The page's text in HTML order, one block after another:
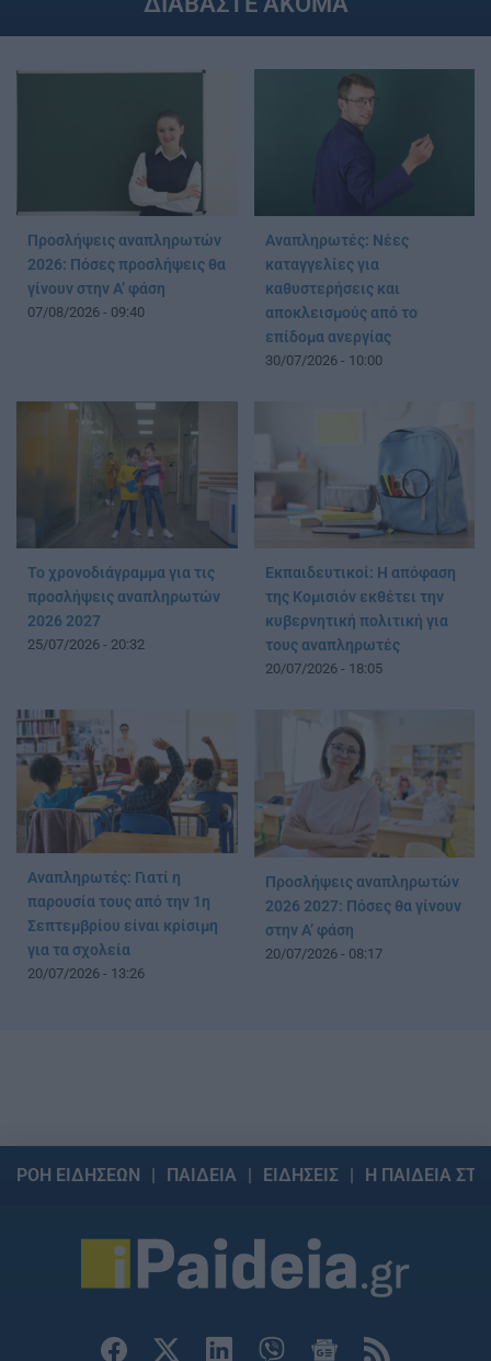
Προσλήψεις αναπληρωτών
2026: Πόσες προσλήψεις θα
γίνουν στην Α’ φάση
07/08/2026 - 09:40
Αναπληρωτές: Νέες
καταγγελίες για
καθυστερήσεις και
αποκλεισμούς από το
επίδομα ανεργίας
30/07/2026 - 10:00
Το χρονοδιάγραμμα για τις
προσλήψεις αναπληρωτών
2026 2027
25/07/2026 - 20:32
Εκπαιδευτικοί: Η απόφαση
της Κομισιόν εκθέτει την
κυβερνητική πολιτική για
τους αναπληρωτές
20/07/2026 - 18:05
Αναπληρωτές: Γιατί η
παρουσία τους από την 1η
Σεπτεμβρίου είναι κρίσιμη
για τα σχολεία
20/07/2026 - 13:26
Προσλήψεις αναπληρωτών
2026 2027: Πόσες θα γίνουν
στην Α’ φάση
20/07/2026 - 08:17
ΡΟΗ ΕΙΔΗΣΕΩΝ ΠΑΙΔΕΙΑ ΕΙΔΗΣΕΙΣ Η ΠΑΙΔΕΙΑ